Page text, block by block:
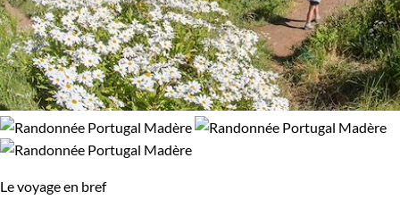
Le voyage en bref